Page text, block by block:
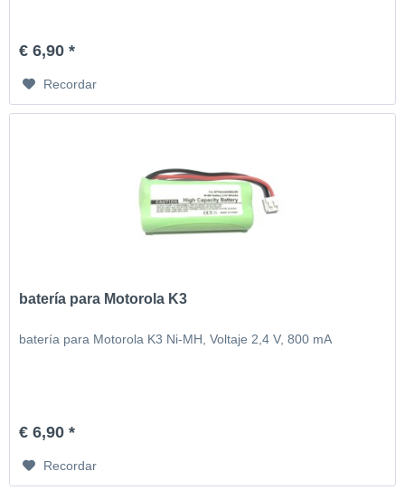
€ 6,90 *
Recordar
batería para Motorola K3
batería para Motorola K3 Ni-MH, Voltaje 2,4 V, 800 mA
€ 6,90 *
Recordar